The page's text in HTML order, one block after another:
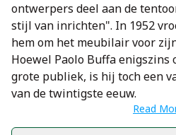
ontwerpers deel aan de
stijl van inrichten". In 1952
hem om het meubilair voor
Hoewel Paolo Buffa
grote publiek, is hij toch een
van de twintigste eeuw.
Read